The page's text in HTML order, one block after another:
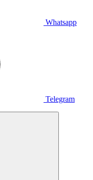
Whatsapp
Telegram